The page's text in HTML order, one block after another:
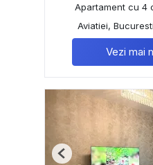
Apartament cu 4
Aviatiei, Bucuresti
Vezi mai
Previous